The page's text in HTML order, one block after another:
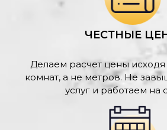
ЧЕСТНЫЕ
Делаем расчет цены исходя
комнат, а не метров. Не
услуг и работаем на